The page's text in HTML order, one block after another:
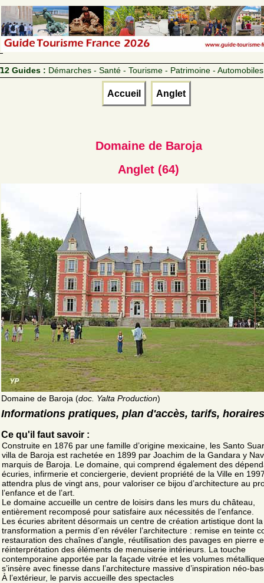
12 Guides : Démarches - Santé - Tourisme - Patrimoine - Automobiles
Accueil Anglet
Domaine de Baroja
Anglet (64)
Domaine de Baroja (doc. Yalta Production)
Informations pratiques, plan d'accès, tarifs, horaires
Ce qu'il faut savoir :
Construite en 1876 par une famille d’origine mexicaine, les Santo
villa de Baroja est rachetée en 1899 par Joachim de la Gandara y
marquis de Baroja. Le domaine, qui comprend également des
écuries, infirmerie et conciergerie, devient propriété de la Ville en
attendra plus de vingt ans, pour valoriser ce bijou d’architecture au
l’enfance et de l’art.
Le domaine accueille un centre de loisirs dans les murs du château,
entièrement recomposé pour satisfaire aux nécessités de l’enfance.
Les écuries abritent désormais un centre de création artistique dont la
transformation a permis d’en révéler l’architecture : remise en teinte
restauration des chaînes d’angle, réutilisation des pavages en pierre
réinterprétation des éléments de menuiserie intérieurs. La touche
contemporaine apportée par la façade vitrée et les volumes
s’insère avec finesse dans l’architecture massive d’inspiration néo-
À l’extérieur, le parvis accueille des spectacles